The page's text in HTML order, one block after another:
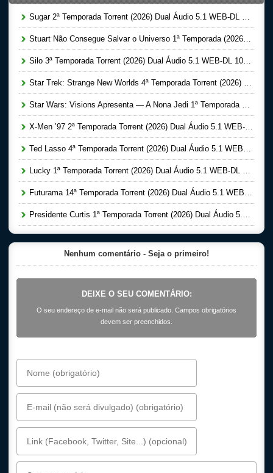
Sugar 2ª Temporada Torrent (2026) Dual Áudio 5.1 WEB-DL 1080p
Stuart Não Consegue Salvar o Universo 1ª Temporada (2026) Dual Áudio 5.1 WEB-DL 1080p
Silo 3ª Temporada Torrent (2026) Dual Áudio 5.1 WEB-DL 1080p
Star Trek: Strange New Worlds 4ª Temporada Torrent (2026) Dual Áudio 5.1 WEB-DL 1080p
Star Wars: Visions Apresenta — A Nona Jedi 1ª Temporada Completa Torrent (2026) Dual Áudio 5.1 WEB-DL 1080p
X-Men ’97 2ª Temporada Torrent (2026) Dual Áudio 5.1 WEB-DL 1080p
Ted Lasso 4ª Temporada Torrent (2026) Dual Áudio 5.1 WEB-DL 1080p
Lucky 1ª Temporada Torrent (2026) Dual Áudio 5.1 WEB-DL 1080p
Futurama 14ª Temporada Torrent (2026) Dual Áudio 5.1 WEB-DL 1080p
Presidente Curtis 1ª Temporada Torrent (2026) Dual Áudio 5.1 WEB-DL 1080p
Nenhum comentário - Seja o primeiro!
DEIXE O SEU COMENTÁRIO:
O seu endereço de e-mail não será publicado. Campos obrigatórios
devem ser preenchidos.